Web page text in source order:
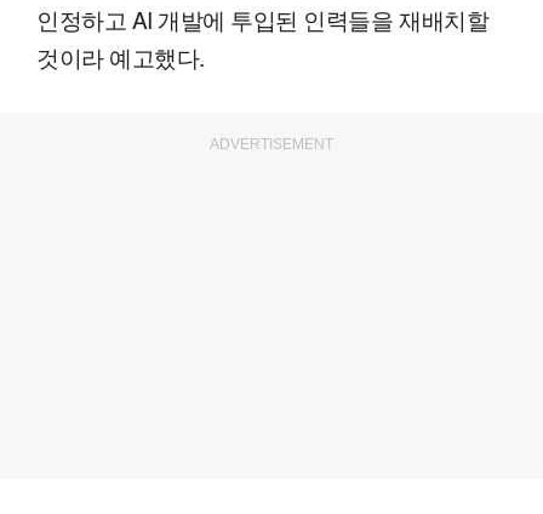
인정하고 AI 개발에 투입된 인력들을 재배치할
것이라 예고했다.
ADVERTISEMENT